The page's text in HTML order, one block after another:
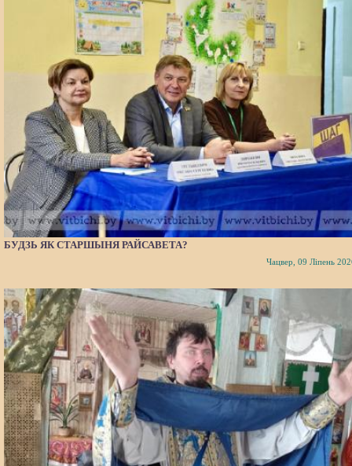
БУДЗЬ ЯК СТАРШЫНЯ РАЙСАВЕТА?
Чацвер, 09 Ліпень